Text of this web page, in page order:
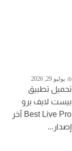
يوليو 29, 2026
تحميل تطبيق
بيست لايف برو
Best Live Pro آخر
إصدار...